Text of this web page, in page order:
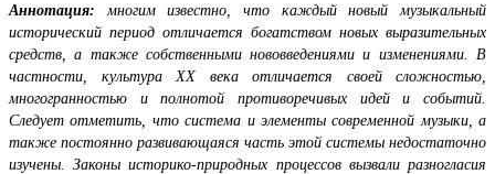
Аннотация: многим известно, что каждый новый музыкальный
исторический период отличается богатством новых выразительных
средств, а также собственными нововведениями и изменениями. В
частности, культура ХХ века отличается своей сложностью,
многогранностью и полнотой противоречивых идей и событий.
Следует отметить, что система и элементы современной музыки, а
также постоянно развивающаяся часть этой системы недостаточно
изучены. Законы историко-природных процессов вызвали разногласия